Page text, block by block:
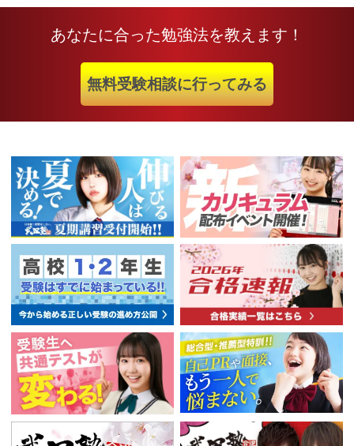
あなたに合った勉強法を教えます！
無料受験相談に行ってみる